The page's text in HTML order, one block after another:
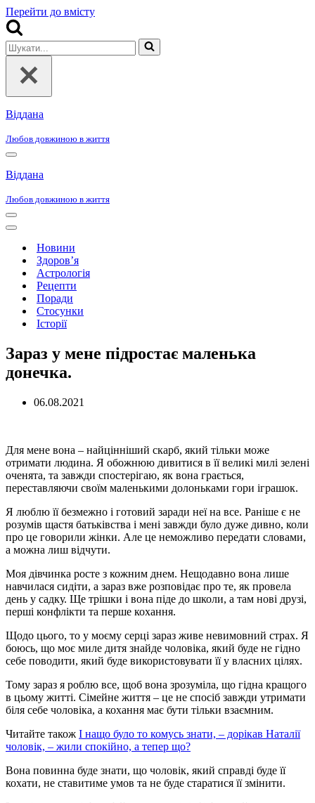
Перейти до вмісту
Шукати...
Віддана
Любов довжиною в життя
Меню
навігації
Віддана
Любов довжиною в життя
Меню
навігації
Меню
навігаціїНовини
Здоров’я
Астрологія
Рецепти
Поради
Стосунки
Історії
Зараз у мене підростає маленька
донечка.
06.08.2021
Для мене вона – найцінніший скарб, який тільки може
отримати людина. Я обожнюю дивитися в її великі милі зелені
оченята, та завжди спостерігаю, як вона грається,
переставляючи своїм маленькими долоньками гори іграшок.
Я люблю її безмежно і готовий заради неї на все. Раніше є не
розумів щастя батьківства і мені завжди було дуже дивно, коли
про це говорили жінки. Але це неможливо передати словами,
а можна лиш відчути.
Моя дівчинка росте з кожним днем. Нещодавно вона лише
навчилася сидіти, а зараз вже розповідає про те, як провела
день у садку. Ще трішки і вона піде до школи, а там нові друзі,
перші конфлікти та перше кохання.
Щодо цього, то у моєму серці зараз живе невимовний страх. Я
боюсь, що моє миле дитя знайде чоловіка, який буде не гідно
себе поводити, який буде використовувати її у власних цілях.
Тому зараз я роблю все, щоб вона зрозуміла, що гідна кращого
в цьому житті. Сімейне життя – це не спосіб завжди утримати
біля себе чоловіка, а кохання має бути тільки взаємним.
Читайте також І нащо було то комусь знати, – дорікав Наталії
чоловік, – жили спокійно, а тепер що?
Вона повинна буде знати, що чоловік, який справді буде її
кохати, не ставитиме умов та не буде старатися її змінити.